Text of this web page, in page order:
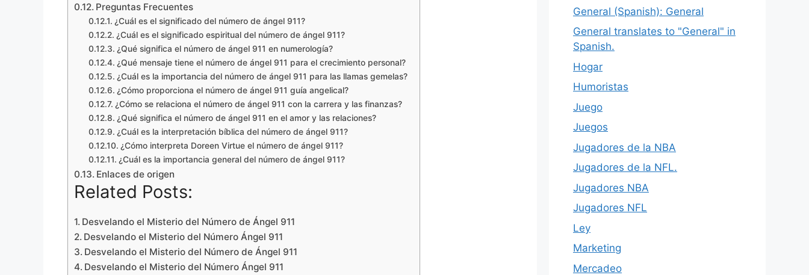
Preguntas Frecuentes
¿Cuál es el significado del número de ángel 911?
¿Cuál es el significado espiritual del número de ángel 911?
¿Qué significa el número de ángel 911 en numerología?
¿Qué mensaje tiene el número de ángel 911 para el crecimiento personal?
¿Cuál es la importancia del número de ángel 911 para las llamas gemelas?
¿Cómo proporciona el número de ángel 911 guía angelical?
¿Cómo se relaciona el número de ángel 911 con la carrera y las finanzas?
¿Qué significa el número de ángel 911 en el amor y las relaciones?
¿Cuál es la interpretación bíblica del número de ángel 911?
¿Cómo interpreta Doreen Virtue el número de ángel 911?
¿Cuál es la importancia general del número de ángel 911?
Enlaces de origen
Related Posts:
Desvelando el Misterio del Número de Ángel 911
Desvelando el Misterio del Número Ángel 911
Desvelando el Misterio del Número de Ángel 911
Desvelando el Misterio del Número Ángel 911
General (Spanish): General
General translates to "General" in
Spanish.
Hogar
Humoristas
Juego
Juegos
Jugadores de la NBA
Jugadores de la NFL.
Jugadores NBA
Jugadores NFL
Ley
Marketing
Mercadeo